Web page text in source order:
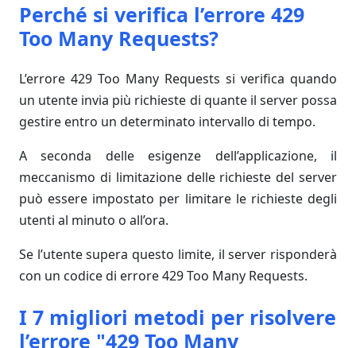
Perché si verifica l’errore 429
Too Many Requests?
L’errore 429 Too Many Requests si verifica quando
un utente invia più richieste di quante il server possa
gestire entro un determinato intervallo di tempo.
A seconda delle esigenze dell’applicazione, il
meccanismo di limitazione delle richieste del server
può essere impostato per limitare le richieste degli
utenti al minuto o all’ora.
Se l’utente supera questo limite, il server risponderà
con un codice di errore 429 Too Many Requests.
I 7 migliori metodi per risolvere
l’errore "429 Too Many